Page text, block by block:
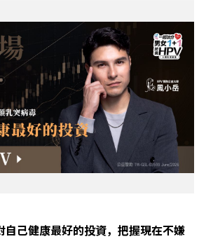
自己健康最好的投資，把握現在不嫌